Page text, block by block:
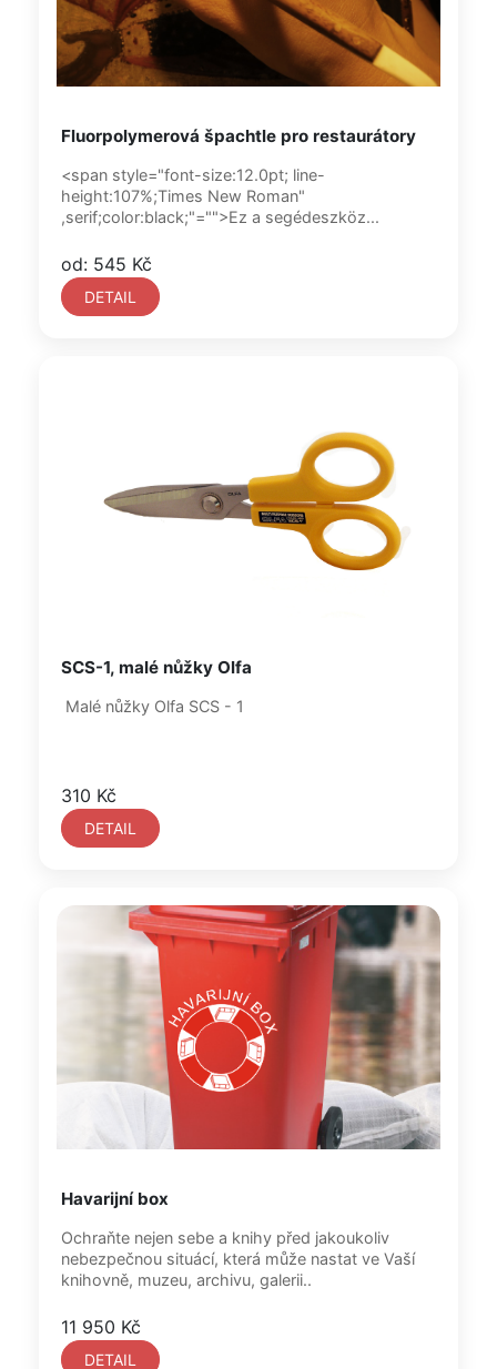
Fluorpolymerová špachtle pro restaurátory
<span style="font-size:12.0pt; line-
height:107%;Times New Roman"
,serif;color:black;"="">Ez a segédeszköz...
od: 545 Kč
DETAIL
SCS-1, malé nůžky Olfa
Malé nůžky Olfa SCS - 1
310 Kč
DETAIL
Havarijní box
Ochraňte nejen sebe a knihy před jakoukoliv
nebezpečnou situácí, která může nastat ve Vaší
11 950 Kč
DETAIL